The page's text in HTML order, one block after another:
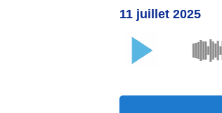
11 juillet 2025